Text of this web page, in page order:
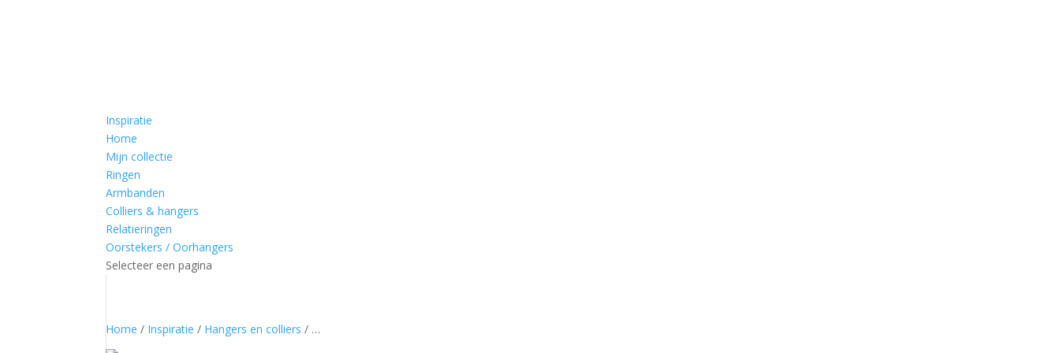
Inspiratie
Home
Mijn collectie
Ringen
Armbanden
Colliers & hangers
Relatieringen
Oorstekers / Oorhangers
Selecteer een pagina
Home / Inspiratie / Hangers en colliers / …